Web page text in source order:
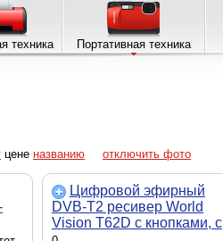
техника Портативная техника
цене названию отключить фото
Цифровой эфирный
DVB-T2 ресивер World
Vision T62D с кнопками, с